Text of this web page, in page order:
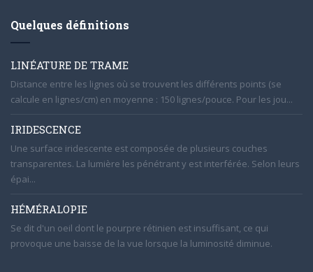
Quelques définitions
LINÉATURE DE TRAME
Distance entre les lignes où se trouvent les différents points (se
calcule en lignes/cm) en moyenne : 150 lignes/pouce. Pour les jou...
IRIDESCENCE
Une surface iridescente est composée de plusieurs couches
transparentes. La lumière les pénétrant y est interférée. Selon leurs
épai...
HÉMÉRALOPIE
Se dit d'un oeil dont le pourpre rétinien est insuffisant, ce qui
provoque une baisse de la vue lorsque la luminosité diminue.